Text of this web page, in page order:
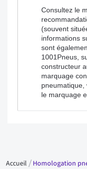
Consultez le
(souvent
informations
sont
1001Pneus,
constructeur
marquage
pneumatique,
le marquage
Accueil Homologation